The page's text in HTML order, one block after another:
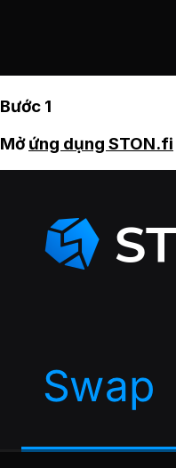
Bước 1
Mởứng dụng STON.fi